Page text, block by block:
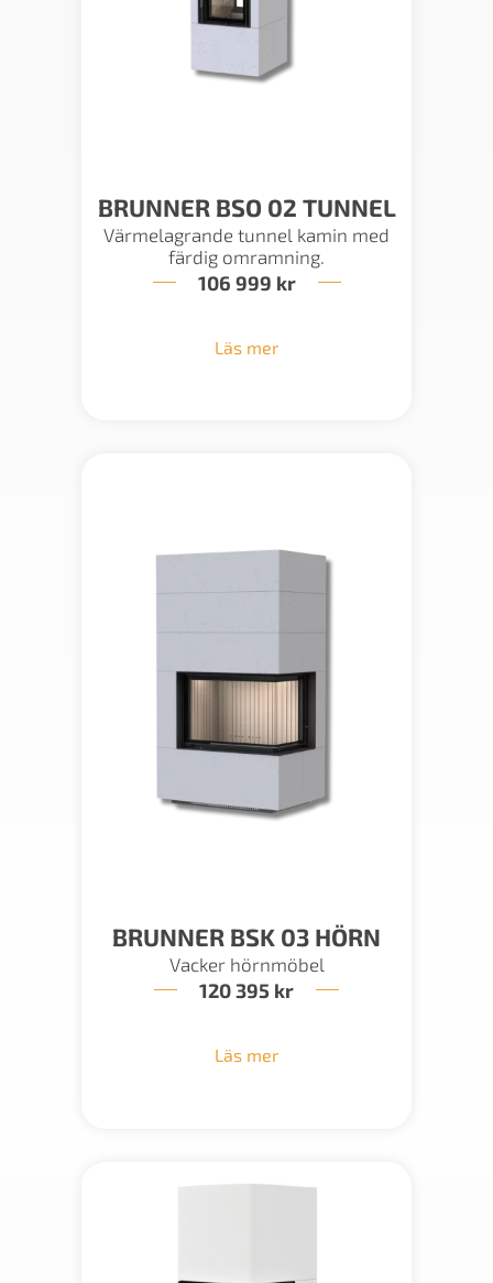
BRUNNER BSO 02 TUNNEL
Värmelagrande tunnel kamin med
färdig omramning.
106 999 kr
Läs mer
BRUNNER BSK 03 HÖRN
Vacker hörnmöbel
120 395 kr
Läs mer